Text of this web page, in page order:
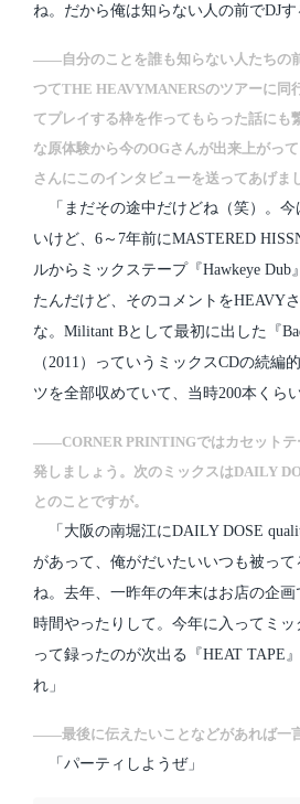
ね。だから俺は知らない人の前でDJす
――自分のことを誰も知らない人たちの
つてTHE HEAVYMANERSのツアーに同
てプレイする枠を作ってもらった話にも
な原体験から今のOGさんが出来上がっ
さんにこのインタビューを送ってあげま
「まだその途中だけどね（笑）。今
いけど、6～7年前にMASTERED
ルからミックステープ『Hawkeye Dub
たんだけど、そのコメントをHEAVY
な。Militant Bとして最初に出した『
（2011）っていうミックスCDの続編
ツを全部収めていて、当時200本くら
――CORNER PRINTINGではカセットテ
発しましょう。次のミックスはDAILY
とのことですが。
「大阪の南堀江にDAILY DOSE
があって、俺がだいたいいつも被っ
ね。去年、一昨年の年末はお店の企
時間やったりして。今年に入ってミ
って録ったのが次出る『HEAT TAPE
れ」
――最後に伝えたいことなどがあれば一
「パーティしようぜ」